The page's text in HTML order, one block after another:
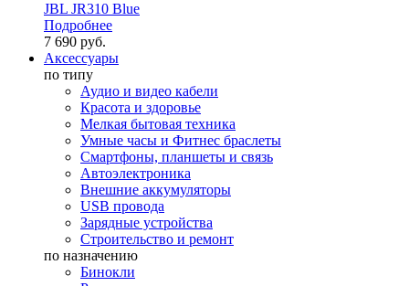
JBL JR310 Blue
Подробнее
7 690 руб.
Аксессуары
по типу
Аудио и видео кабели
Красота и здоровье
Мелкая бытовая техника
Умные часы и Фитнес браслеты
Смартфоны, планшеты и связь
Автоэлектроника
Внешние аккумуляторы
USB провода
Зарядные устройства
Строительство и ремонт
по назначению
Бинокли